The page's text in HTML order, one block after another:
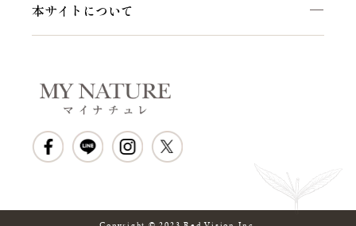
本サイトについて